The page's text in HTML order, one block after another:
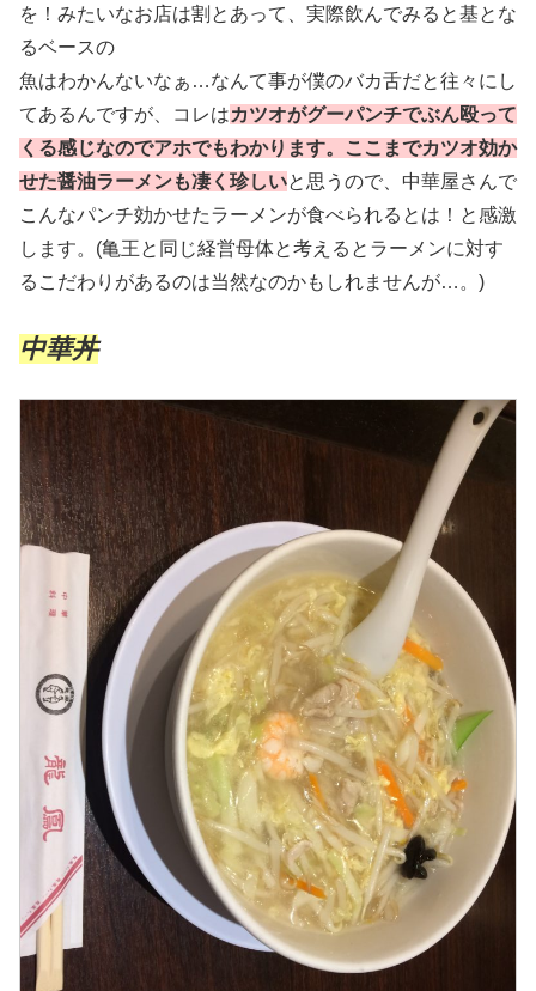
を！みたいなお店は割とあって、実際飲んでみると基とな
るベースの
魚はわかんないなぁ…なんて事が僕のバカ舌だと往々にし
てあるんですが、コレはカツオがグーパンチでぶん殴って
くる感じなのでアホでもわかります。ここまでカツオ効か
せた醤油ラーメンも凄く珍しいと思うので、中華屋さんで
こんなパンチ効かせたラーメンが食べられるとは！と感激
します。(亀王と同じ経営母体と考えるとラーメンに対す
るこだわりがあるのは当然なのかもしれませんが…。)
中華丼